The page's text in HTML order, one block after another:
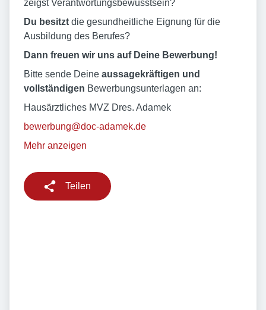
zeigst Verantwortungsbewusstsein?
Du besitzt die gesundheitliche Eignung für die
Ausbildung des Berufes?
Dann freuen wir uns auf Deine Bewerbung!
Bitte sende Deine aussagekräftigen und
vollständigen Bewerbungsunterlagen an:
Hausärztliches MVZ Dres. Adamek
bewerbung@doc-adamek.de
Mehr anzeigen
Teilen